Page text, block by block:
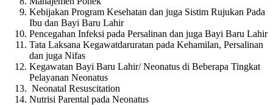
Kebijakan Program Kesehatan dan juga Sistim Rujukan Pada
Ibu dan Bayi Baru Lahir
Pencegahan Infeksi pada Persalinan dan juga Bayi Baru Lahir
Tata Laksana Kegawatdaruratan pada Kehamilan, Persalinan
dan juga Nifas
Kegawatan Bayi Baru Lahir/ Neonatus di Beberapa Tingkat
Pelayanan Neonatus
Neonatal Resuscitation
Nutrisi Parental pada Neonatus